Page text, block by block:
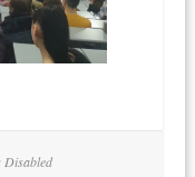
Disabled